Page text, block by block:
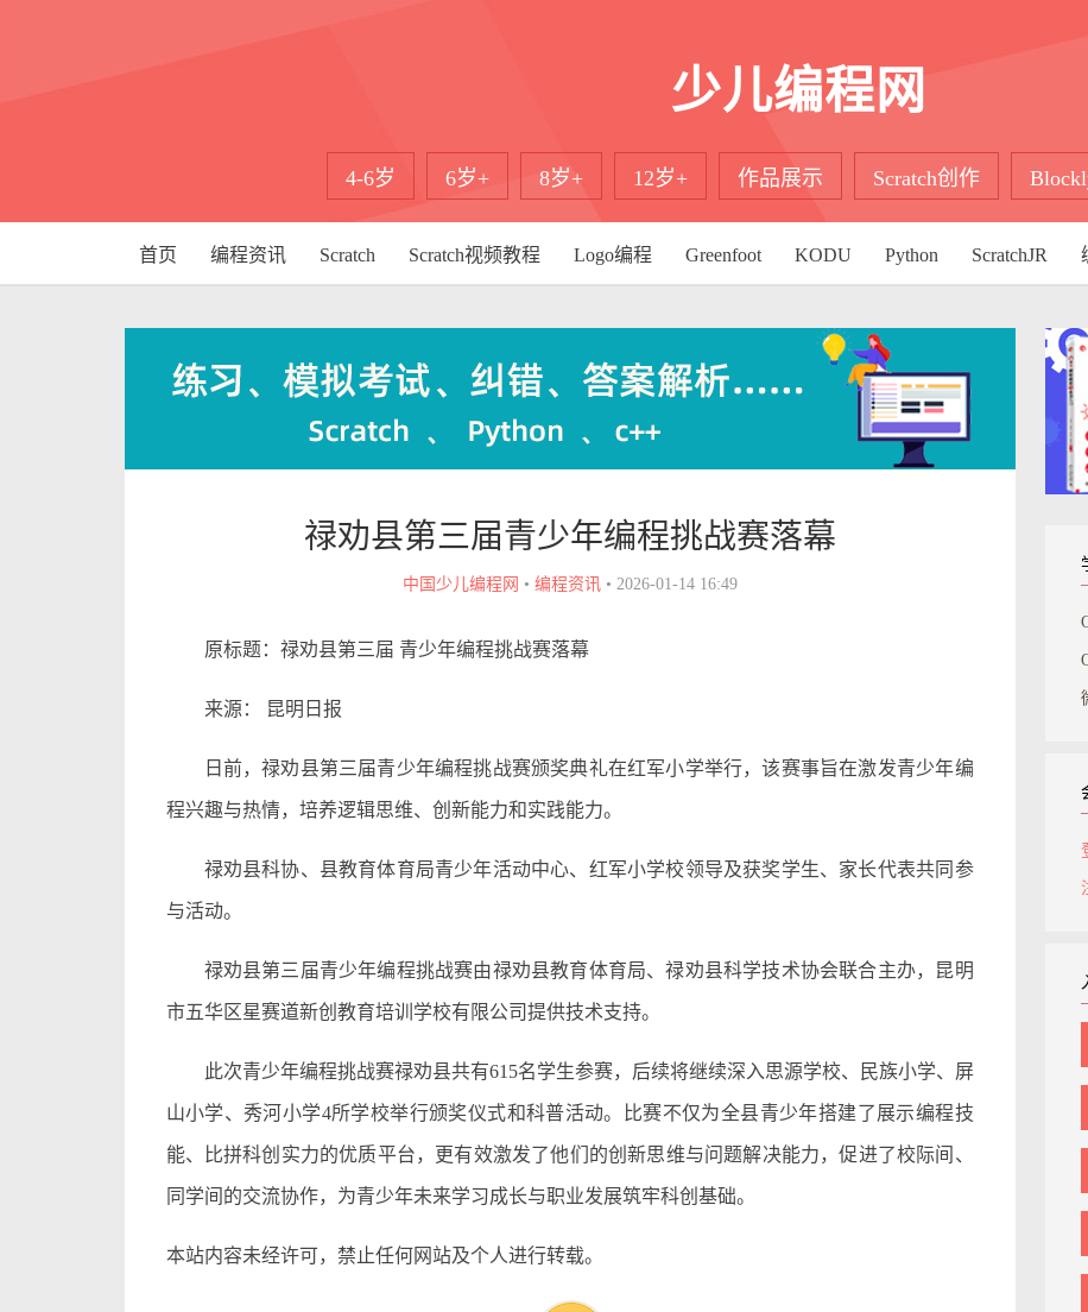
少儿编程网
4-6岁 6岁+ 8岁+ 12岁+ 作品展示 Scratch创作
首页 编程资讯 Scratch Scratch视频教程 Logo编程 Greenfoot KODU Python ScratchJR
禄劝县第三届青少年编程挑战赛落幕
中国少儿编程网 • 编程资讯• 2026-01-14 16:49
原标题：禄劝县第三届 青少年编程挑战赛落幕
来源： 昆明日报
日前，禄劝县第三届青少年编程挑战赛颁奖典礼在红军小学举行，该赛事旨在激发青少年编
程兴趣与热情，培养逻辑思维、创新能力和实践能力。
禄劝县科协、县教育体育局青少年活动中心、红军小学校领导及获奖学生、家长代表共同参
与活动。
禄劝县第三届青少年编程挑战赛由禄劝县教育体育局、禄劝县科学技术协会联合主办，昆明
市五华区星赛道新创教育培训学校有限公司提供技术支持。
此次青少年编程挑战赛禄劝县共有615名学生参赛，后续将继续深入思源学校、民族小学、屏
山小学、秀河小学4所学校举行颁奖仪式和科普活动。比赛不仅为全县青少年搭建了展示编程技
能、比拼科创实力的优质平台，更有效激发了他们的创新思维与问题解决能力，促进了校际间、
同学间的交流协作，为青少年未来学习成长与职业发展筑牢科创基础。
本站内容未经许可，禁止任何网站及个人进行转载。